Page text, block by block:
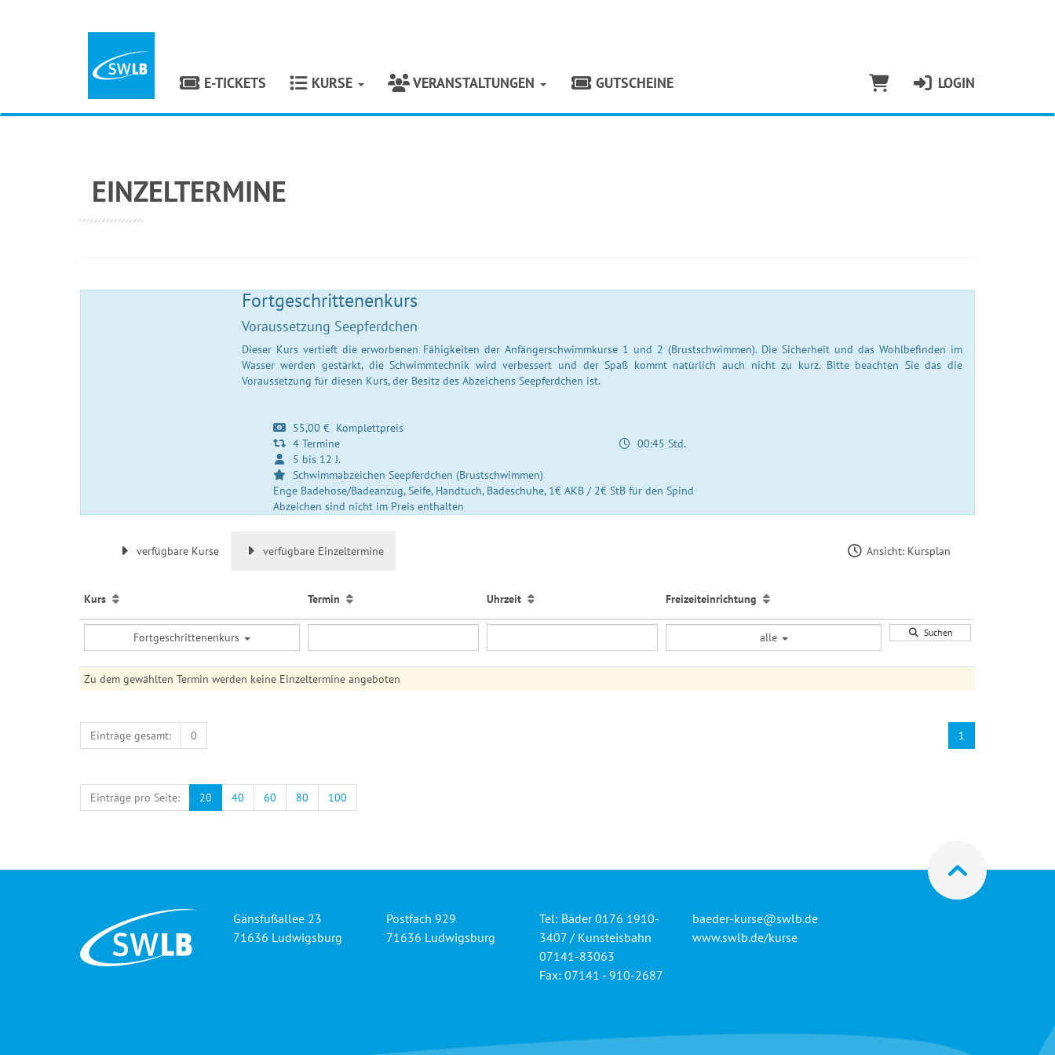
E-TICKETS KURSE VERANSTALTUNGEN GUTSCHEINE LOGIN
EINZELTERMINE
Fortgeschrittenenkurs
Voraussetzung Seepferdchen
Dieser Kurs vertieft die erworbenen Fähigkeiten der Anfängerschwimmkurse 1 und 2 (Brustschwimmen). Die Sicherheit und das Wohlbefinden im
Wasser werden gestärkt, die Schwimmtechnik wird verbessert und der Spaß kommt natürlich auch nicht zu kurz. Bitte beachten Sie das die
Voraussetzung für diesen Kurs, der Besitz des Abzeichens Seepferdchen ist.
55,00 € Komplettpreis
4 Termine
00:45 Std.
5 bis 12 J.
Schwimmabzeichen Seepferdchen (Brustschwimmen)
Enge Badehose/Badeanzug, Seife, Handtuch, Badeschuhe, 1€ AKB / 2€ StB für den Spind
Abzeichen sind nicht im Preis enthalten
verfügbare Kurse verfügbare Einzeltermine Ansicht: Kursplan
Kurs Termin Uhrzeit Freizeiteinrichtung
Fortgeschrittenenkurs alle Suchen
Zu dem gewählten Termin werden keine Einzeltermine angeboten
1
Einträge gesamt: 0
Einträge pro Seite: 20 40 60 80 100
Gänsfußallee 23
71636 Ludwigsburg
Postfach 929
71636 Ludwigsburg
Tel: Bäder 0176 1910-
3407 / Kunsteisbahn
07141-83063
Fax: 07141 - 910-2687
baeder-kurse@swlb.de
www.swlb.de/kurse